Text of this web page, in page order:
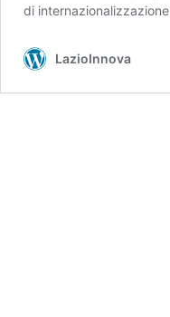
di internazionalizzazione
LazioInnova